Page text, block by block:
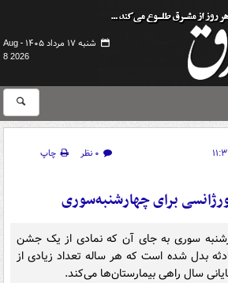
شنبه ۱۷ مرداد ۱۴۰۵ -
Aug
8 2026
۰ نظر
چاپ
برای چهارشنبه‌سوری
سوری به جای آن که نمادی از یک جشن
بدل شده است که هر ساله تعداد زیادی از
سال راهی بیمارستان‌ها می‌کند.